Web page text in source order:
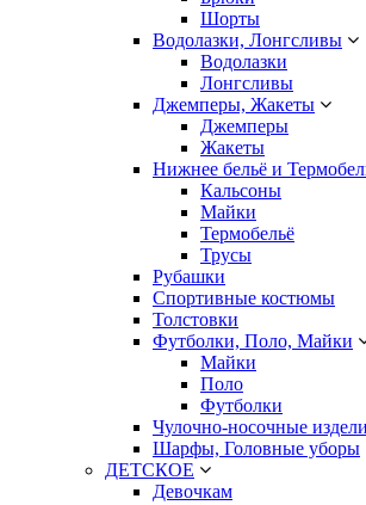
Шорты
Водолазки, Лонгсливы
Водолазки
Лонгсливы
Джемперы, Жакеты
Джемперы
Жакеты
Нижнее бельё и
Кальсоны
Майки
Термобельё
Трусы
Рубашки
Спортивные костюмы
Толстовки
Футболки, Поло, Майки
Майки
Поло
Футболки
Чулочно-носочные
Шарфы, Головные уборы
ДЕТСКОЕ
Девочкам